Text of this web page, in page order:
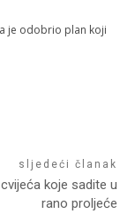
je odobrio plan koji
sljedeći članak
koje sadite u
rano proljeće